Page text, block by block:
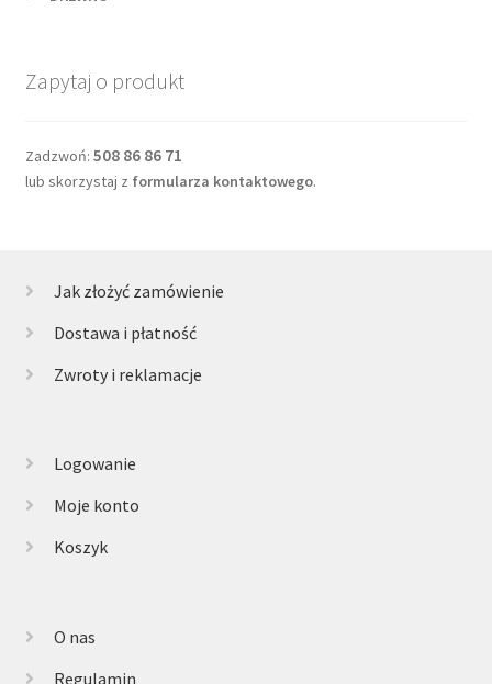
Zapytaj o produkt
Zadzwoń: 508 86 86 71
lub skorzystaj z formularza kontaktowego.
Jak złożyć zamówienie
Dostawa i płatność
Zwroty i reklamacje
Logowanie
Moje konto
Koszyk
O nas
Regulamin